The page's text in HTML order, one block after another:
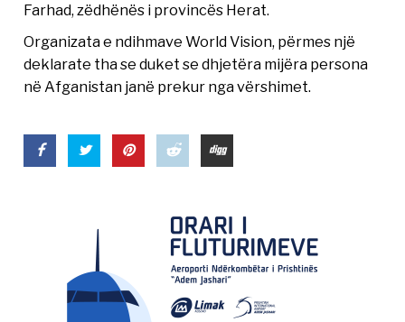
Farhad, zëdhënës i provincës Herat.
Organizata e ndihmave World Vision, përmes një
deklarate tha se duket se dhjetëra mijëra persona
në Afganistan janë prekur nga vërshimet.